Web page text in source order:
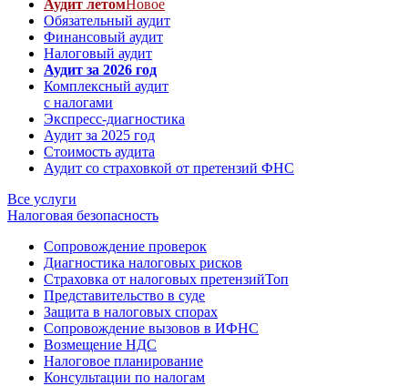
Аудит летомНовое
Обязательный аудит
Финансовый аудит
Налоговый аудит
Аудит за 2026 год
Комплексный аудит
с налогами
Экспресс-диагностика
Аудит за 2025 год
Стоимость аудита
Аудит со страховкой от претензий ФНС
Все услуги
Налоговая безопасность
Сопровождение проверок
Диагностика налоговых рисков
Страховка от налоговых претензийТоп
Представительство в суде
Защита в налоговых спорах
Сопровождение вызовов в ИФНС
Возмещение НДС
Налоговое планирование
Консультации по налогам